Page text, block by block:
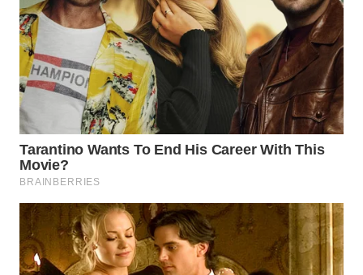
PURWAKARTA
WN
PRIANGAN
WN
SEMARANG
SOLO